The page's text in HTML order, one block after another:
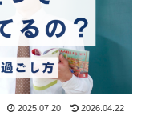
2025.07.20 2026.04.22